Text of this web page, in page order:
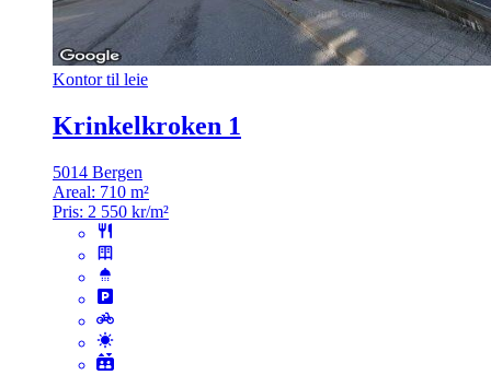
Kontor til leie
Krinkelkroken 1
5014 Bergen
Areal: 710 m²
Pris: 2 550 kr/m²